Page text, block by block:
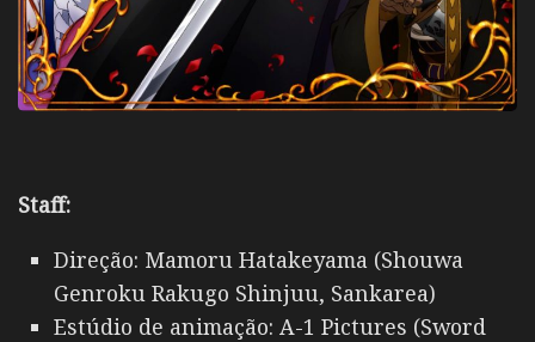
Staff:
Direção: Mamoru Hatakeyama (Shouwa
Genroku Rakugo Shinjuu, Sankarea)
Estúdio de animação: A-1 Pictures (Sword